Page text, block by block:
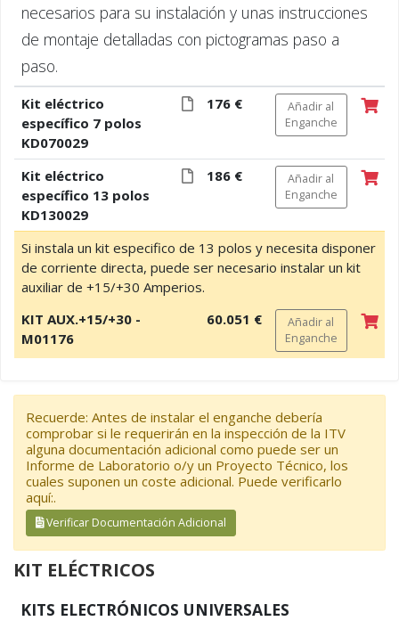
necesarios para su instalación y unas instrucciones
de montaje detalladas con pictogramas paso a
paso.
Kit eléctrico
específico 7 polos
KD070029
176 €
Añadir al
Enganche
Kit eléctrico
específico 13 polos
KD130029
186 €
Añadir al
Enganche
Si instala un kit especifico de 13 polos y necesita disponer
de corriente directa, puede ser necesario instalar un kit
auxiliar de +15/+30 Amperios.
KIT AUX.+15/+30 -
M01176
60.051 €
Añadir al
Enganche
Recuerde: Antes de instalar el enganche debería
comprobar si le requerirán en la inspección de la ITV
alguna documentación adicional como puede ser un
Informe de Laboratorio o/y un Proyecto Técnico, los
cuales suponen un coste adicional. Puede verificarlo
aquí:.
Verificar Documentación Adicional
KIT ELÉCTRICOS
KITS ELECTRÓNICOS UNIVERSALES